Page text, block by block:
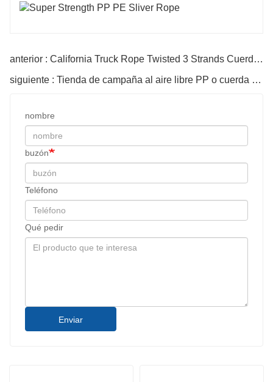
anterior : California Truck Rope Twisted 3 Strands Cuerda de polipropileno Ideal para correas de carga de camiones Navegación marina
siguiente : Tienda de campaña al aire libre PP o cuerda reflectante de poliéster
nombre
buzón
Teléfono
Qué pedir
Enviar